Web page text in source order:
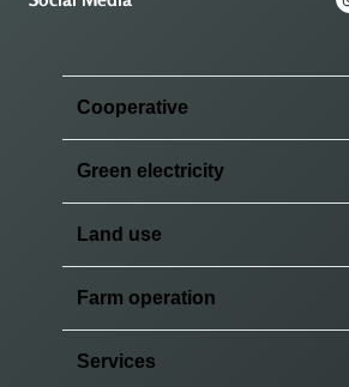
Cooperative
Green electricity
Land use
Farm operation
Services